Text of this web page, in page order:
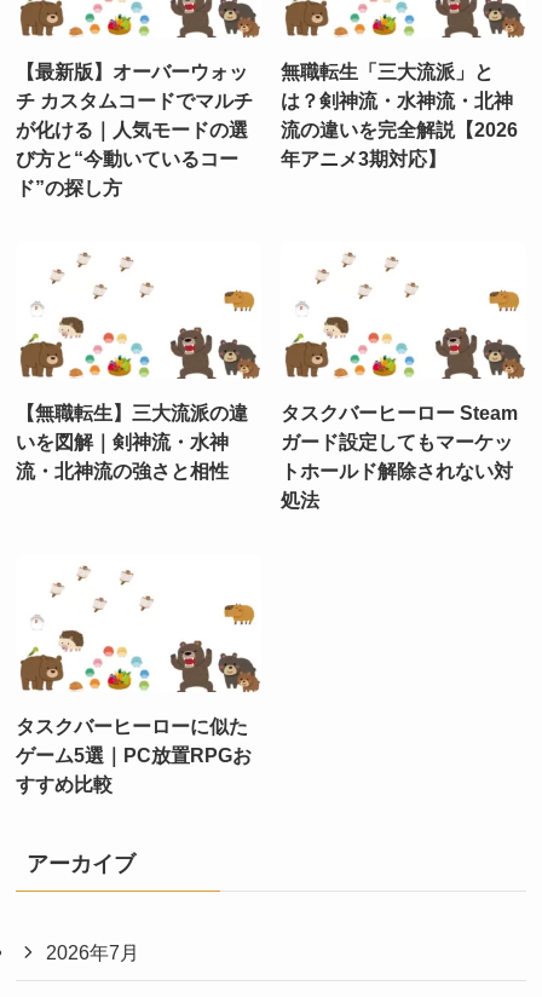
【最新版】オーバーウォッ
チ カスタムコードでマルチ
が化ける｜人気モードの選
び方と“今動いているコー
ド”の探し方
無職転生「三大流派」と
は？剣神流・水神流・北神
流の違いを完全解説【2026
年アニメ3期対応】
【無職転生】三大流派の違
いを図解｜剣神流・水神
流・北神流の強さと相性
タスクバーヒーロー Steam
ガード設定してもマーケッ
トホールド解除されない対
処法
タスクバーヒーローに似た
ゲーム5選｜PC放置RPGお
すすめ比較
アーカイブ
2026年7月